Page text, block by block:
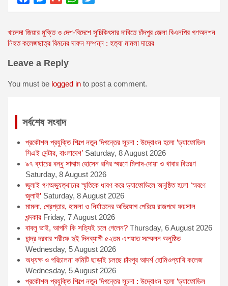
F
c
e
o
M
s
s
g
G
a
i
W
a
t
p
T
i
t
r
Post
navigation
খালেদা জিয়ার মুক্তি ও দেশ-বিদেশে সুচিকিৎসার দাবিতে চাঁদপুর জেলা বিএনপির গণঅনশন
নিহত কলেজছাত্র রিমনের দাফন সম্পন্ন : হত্যা মামলা দায়ের
Leave a Reply
You must be logged in to post a comment.
সর্বশেষ সংবাদ
প্রকৌশল প্রযুক্তি শিল্পে নতুন দিগন্তের সূচনা : উদ্বোধন হলো ‘ড্যাফোডিল
সিএই সেন্টার, বাংলাদেশ’ Saturday, 8 August 2026
৯৭ ব্যাচের বন্ধু সাদ্দাম হোসেন রনির স্মরণে মিলাদ-দোয়া ও খাবার বিতরণ
Saturday, 8 August 2026
জুলাই গণঅভ্যুত্থানের স্মৃতিকে ধারণ করে ড্যাফোডিলে অনুষ্ঠিত হলো ‘স্মরণে
জুলাই’ Saturday, 8 August 2026
মামলা, গ্রেপ্তার, হামলা ও নির্যাতনের অভিযোগ পেরিয়ে রাজপথে ফয়সাল
খন্দকার Friday, 7 August 2026
বাবলু ভাই, আপনি কি সত্যিই চলে গেলেন? Thursday, 6 August 2026
চান্দ্র দরবার শরীফে দুই দিনব্যাপী ৫২তম এশয়াত সম্মেলন অনুষ্ঠিত
Wednesday, 5 August 2026
অধ্যক্ষ ও পরিচালনা কমিটি ছাড়াই চলছে চাঁদপুর আদর্শ হোমিওপ্যাথি কলেজ
Wednesday, 5 August 2026
প্রকৌশল প্রযুক্তি শিল্পে নতুন দিগন্তের সূচনা : উদ্বোধন হলো ‘ড্যাফোডিল